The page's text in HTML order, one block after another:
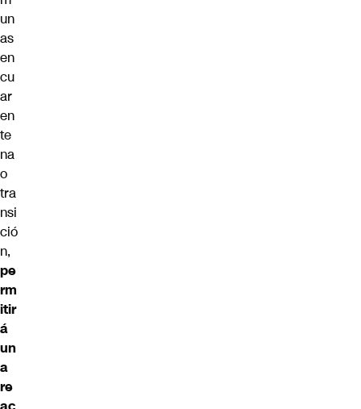
un
as
en
cu
ar
en
te
na
o
tra
nsi
ció
n,
pe
rm
itir
á
un
a
re